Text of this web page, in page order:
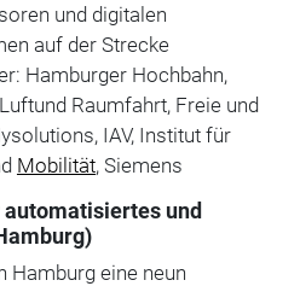
und digitalen
auf der Strecke
Hamburger Hochbahn,
Raumfahrt, Freie und
IAV, Institut für
Mobilität, Siemens
und
Hamburg eine neun